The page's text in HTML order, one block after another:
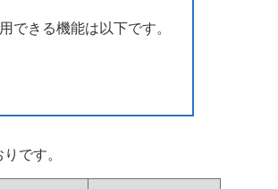
できる機能は以下です。
です。